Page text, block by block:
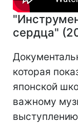
сердца"
которая
японской
важному